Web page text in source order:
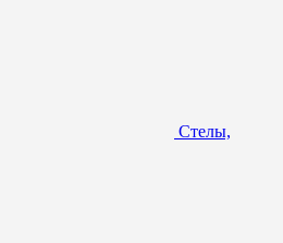
Стелы,